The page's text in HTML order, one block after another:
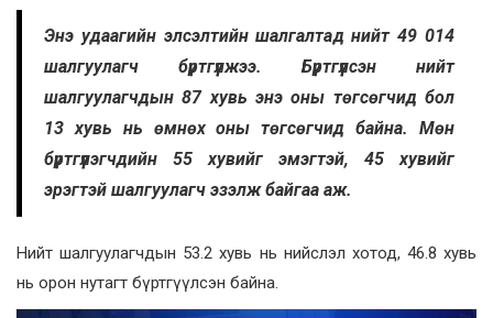
Энэ удаагийн элсэлтийн шалгалтад нийт 49 014
шалгуулагч бүртгүүлжээ. Бүртгүүлсэн нийт
шалгуулагчдын 87 хувь энэ оны төгсөгчид бол
13 хувь нь өмнөх оны төгсөгчид байна. Мөн
бүртгүүлэгчдийн 55 хувийг эмэгтэй, 45 хувийг
эрэгтэй шалгуулагч эзэлж байгаа аж.
Нийт шалгуулагчдын 53.2 хувь нь нийслэл хотод, 46.8 хувь
нь орон нутагт бүртгүүлсэн байна.